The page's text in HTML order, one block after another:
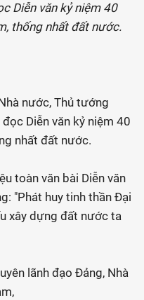
Diễn văn kỷ niệm 40
thống nhất đất nước.
nước, Thủ tướng
Diễn văn kỷ niệm 40
nhất đất nước.
toàn văn bài Diễn văn
"Phát huy tinh thần Đại
xây dựng đất nước ta
lãnh đạo Đảng, Nhà